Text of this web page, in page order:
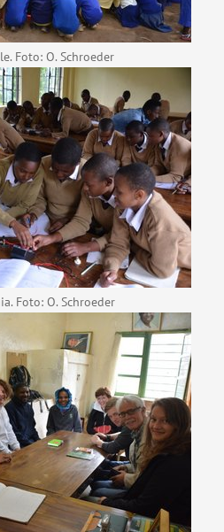
Foto: O. Schroeder
Foto: O. Schroeder